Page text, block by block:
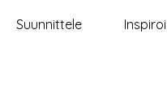
Suunnittele